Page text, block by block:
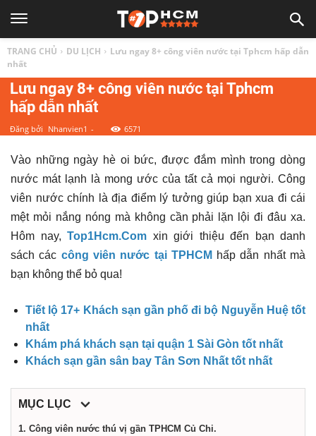
HCM
Top
địa
điểm,
dịch
vụ
tại
TRANG CHỦ DU LỊCH
Lưu ngay 8+ công viên nước tại Tphcm hấp dẫn
nhất
Lưu ngay 8+ công viên nước tại Tphcm
hấp dẫn nhất
Đăng bởi Nhanvien1 - 6571
Vào những ngày hè oi bức, được đắm mình trong dòng
nước mát lạnh là mong ước của tất cả mọi người. Công
viên nước chính là địa điểm lý tưởng giúp bạn xua đi cái
mệt mỏi nắng nóng mà không cần phải lặn lội đi đâu xa.
Hôm nay, Top1Hcm.Com xin giới thiệu đến bạn danh
sách các công viên nước tại TPHCM hấp dẫn nhất mà
bạn không thể bỏ qua!
Tiết lộ 17+ Khách sạn gần phố đi bộ Nguyễn Huệ tốt
nhất
Khám phá khách sạn tại quận 1 Sài Gòn tốt nhất
Khách sạn gần sân bay Tân Sơn Nhất tốt nhất
MỤC LỤC
1. Công viên nước thú vị gần TPHCM Củ Chi.